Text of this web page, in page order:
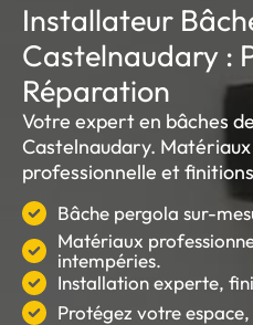
Installateur
Castelnaudary :
Réparation
Votre expert en bâches
Castelnaudary.
professionnelle et
Bâche pergola sur-
Matériaux
intempéries.
Installation experte,
Protégez votre